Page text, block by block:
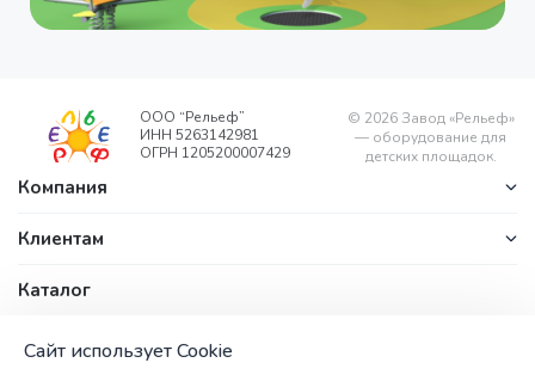
ООО “Рельеф”
ИНН 5263142981
ОГРН 1205200007429
© 2026Завод «Рельеф»
— оборудование для
детских площадок.
Компания
Клиентам
Каталог
+7 (800) 201-
ул. Береговая, д. 1/1, п.
Сайт использует Cookie